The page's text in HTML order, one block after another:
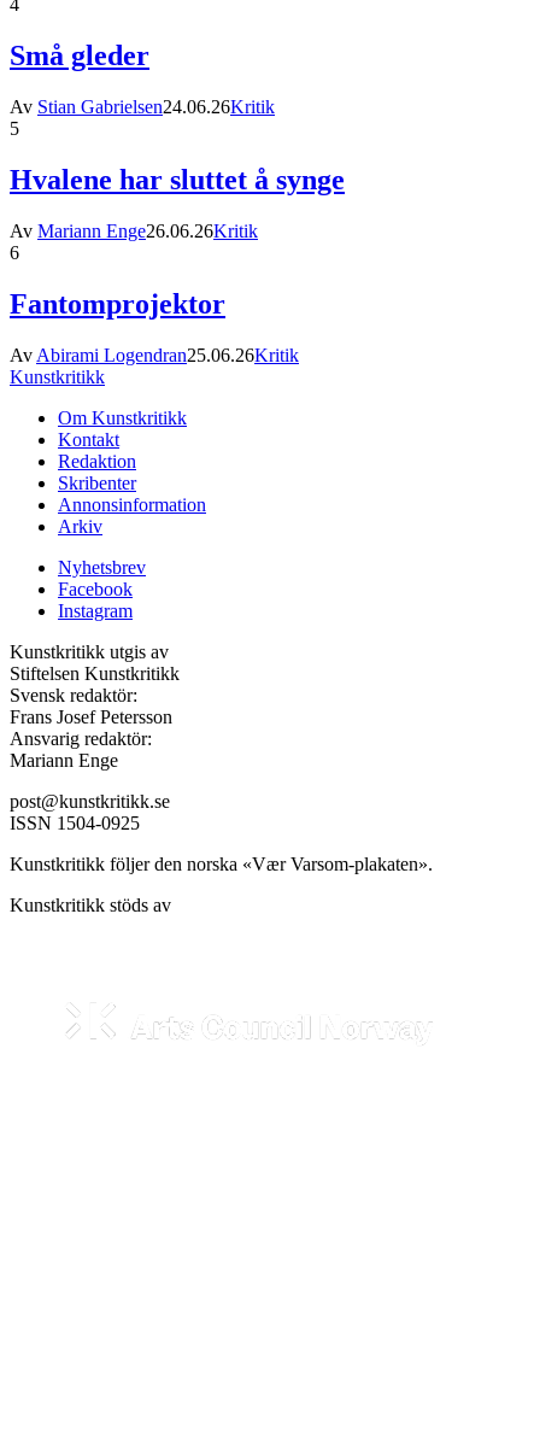
4
Små gleder
Av Stian Gabrielsen24.06.26Kritik
5
Hvalene har sluttet å synge
Av Mariann Enge26.06.26Kritik
6
Fantomprojektor
Av Abirami Logendran25.06.26Kritik
Kunstkritikk
Om Kunstkritikk
Kontakt
Redaktion
Skribenter
Annonsinformation
Arkiv
Nyhetsbrev
Facebook
Instagram
Kunstkritikk utgis av
Stiftelsen Kunstkritikk
Svensk redaktör:
Frans Josef Petersson
Ansvarig redaktör:
Mariann Enge
post@kunstkritikk.se
ISSN 1504-0925
Kunstkritikk följer den norska «Vær Varsom-plakaten».
Kunstkritikk stöds av